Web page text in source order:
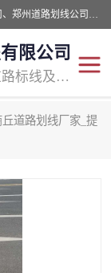
周口中为交通设施工程有限公司是一家洛阳道路划线公司、郑州道路划线公司、平顶山道路车位划线公司、开封车位划线公司、许昌道路车位划线公司、漯河道路车位划线公司，公司始终坚持“诚信、匠心、专注”的宗旨；我们的经营理念是：的服务。
限公司
专注道路标线施工，专业的道路标线及交通设施施工服务商!
丘道路划线厂家_提